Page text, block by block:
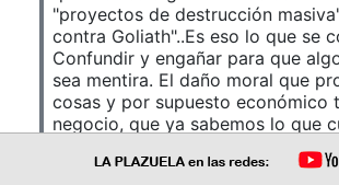
"proyectos de destrucción
contra Goliath"..Es eso lo que se
Confundir y engañar para que
sea mentira. El daño moral que
cosas y por supuesto económico
negocio, que ya sabemos lo que
vecinales son cosa en la que no